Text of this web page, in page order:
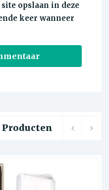
opslaan in deze
keer wanneer